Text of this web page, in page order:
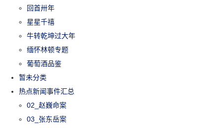
回首卅年
星星千禧
牛转乾坤过大年
缅怀林顿专题
葡萄酒品鉴
暂未分类
热点新闻事件汇总
02_赵巍命案
03_张东岳案